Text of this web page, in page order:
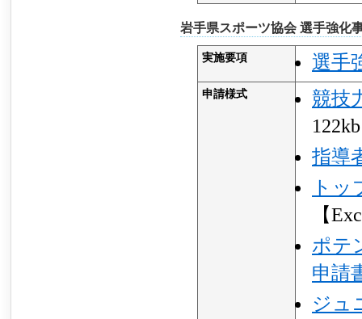
岩手県スポーツ協会 選手強化
実施要項 選手
申請様式
競技
指導
トッ
【
ポテ
申請
ジュ